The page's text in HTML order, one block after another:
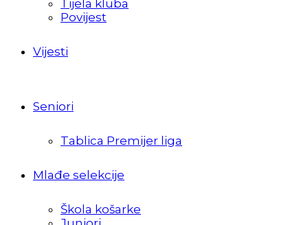
Tijela kluba
Povijest
Vijesti
Seniori
Tablica Premijer liga
Mlađe selekcije
Škola košarke